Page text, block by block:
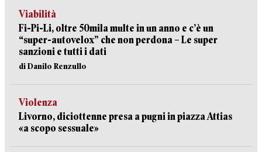
Viabilità
Fi-Pi-Li, oltre 50mila multe in un anno e c’è un
“super-autovelox” che non perdona – Le super
sanzioni e tutti i dati
di Danilo Renzullo
Violenza
Livorno, diciottenne presa a pugni in piazza Attias
«a scopo sessuale»